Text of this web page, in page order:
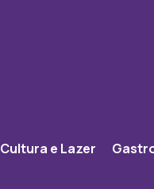
Cultura e Lazer